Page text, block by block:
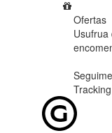
Ofertas
Usufrua
Tracking